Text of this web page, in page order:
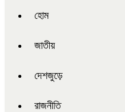
হোম
জাতীয়
দেশজুড়ে
রাজনীতি